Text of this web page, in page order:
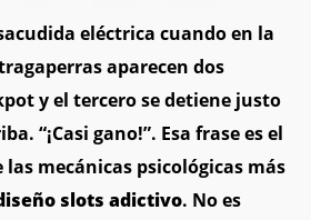
eléctrica cuando en la
aparecen dos
y el tercero se detiene justo
“¡Casi gano!”. Esa frase es el
las mecánicas psicológicas más
slots adictivo. No es